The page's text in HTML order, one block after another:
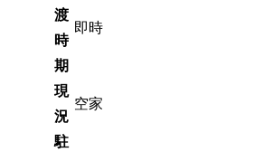
渡
時
期
即時
現
況
空家
駐